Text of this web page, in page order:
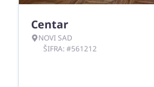
Centar
NOVI SAD
ŠIFRA: #561212